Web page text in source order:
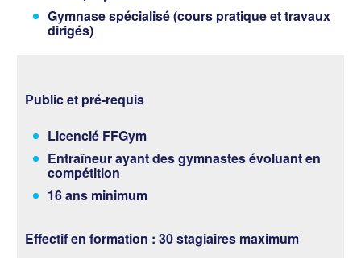
Gymnase spécialisé (cours pratique et travaux
dirigés)
Public et pré-requis
Licencié FFGym
Entraîneur ayant des gymnastes évoluant en
compétition
16 ans minimum
Effectif en formation : 30 stagiaires maximum